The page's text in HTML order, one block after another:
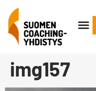
img157